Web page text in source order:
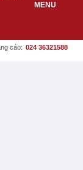
cáo: 024 36321588